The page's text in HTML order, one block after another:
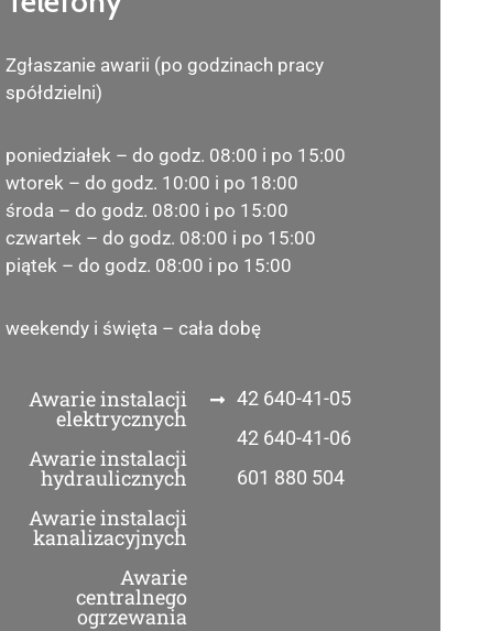
Zgłaszanie awarii (po godzinach pracy
spółdzielni)
poniedziałek – do godz. 08:00 i po 15:00
wtorek – do godz. 10:00 i po 18:00
środa – do godz. 08:00 i po 15:00
czwartek – do godz. 08:00 i po 15:00
piątek – do godz. 08:00 i po 15:00
weekendy i święta – cała dobę
Awarie instalacji
elektrycznych
Awarie instalacji
hydraulicznych
Awarie instalacji
kanalizacyjnych
Awarie
centralnego
ogrzewania
42 640-41-05
42 640-41-06
601 880 504